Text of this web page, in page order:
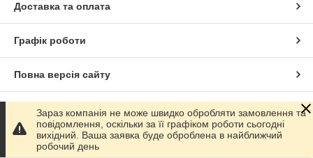
Доставка та оплата
Графік роботи
Повна версія сайту
Сайт створено на маркетплейсіProm.ua
Політика конфіденційності
Зараз компанія не може швидко обробляти замовлення та
повідомлення, оскільки за її графіком роботи сьогодні
вихідний. Ваша заявка буде оброблена в найближчий
робочий день